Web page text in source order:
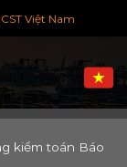
Việt Nam
kiểm toán Báo